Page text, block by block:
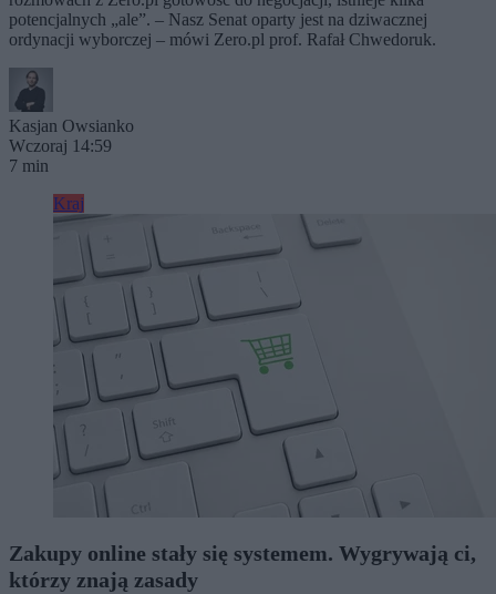
potencjalnych „ale”. – Nasz Senat oparty jest na dziwacznej
ordynacji wyborczej – mówi Zero.pl prof. Rafał Chwedoruk.
Kasjan Owsianko
Wczoraj 14:59
7 min
Kraj
Zakupy online stały się systemem. Wygrywają ci,
którzy znają zasady